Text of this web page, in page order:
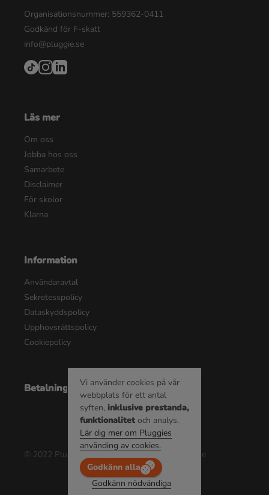
Organisationsnummer: 559362-0411
Godkänd för F-skatt
info@pluggie.se
Läs mer
Om oss
Jobba hos oss
Samarbete
Disclaimer
För skolor
Klarna
Information
Användaravtal
Sekretesspolicy
Dataskyddspolicy
Upphovsrättspolicy
Cookiepolicy
Betalningsalternativ
© 2022 Pluggie AB | Alla rättigheter reserverade
Vi använder cookies på vår
webbplats för ett antal
syften, inklusive prestanda,
funktionalitet och analys.
Lär dig mer om Pluggies
använding av cookies.
Godkänn alla
Godkänn nödvändiga